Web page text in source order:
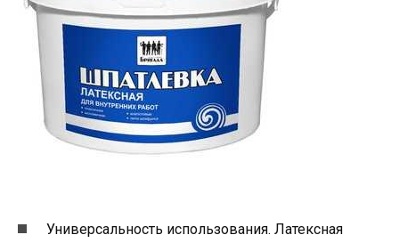
Универсальность использования. Латексная